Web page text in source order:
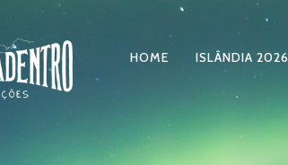
HOME ISLÂNDIA 2026